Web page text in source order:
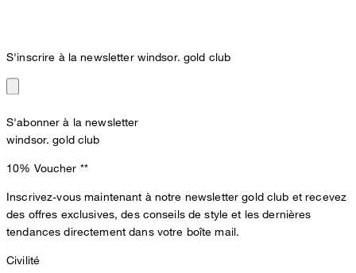
S'inscrire à la newsletter windsor. gold club
S'abonner à la newsletter
windsor. gold club
10% Voucher **
Inscrivez-vous maintenant à notre newsletter gold club et recevez
des offres exclusives, des conseils de style et les dernières
tendances directement dans votre boîte mail.
Civilité